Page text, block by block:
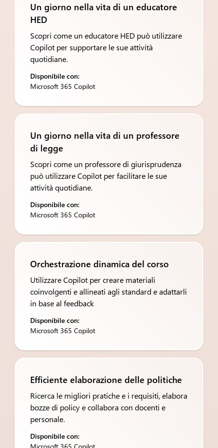
Un giorno nella vita di un educatore
HED
Scopri come un educatore HED può utilizzare
Copilot per supportare le sue attività
quotidiane.
Disponibile con:
Microsoft 365 Copilot
Un giorno nella vita di un professore
di legge
Scopri come un professore di giurisprudenza
può utilizzare Copilot per facilitare le sue
attività quotidiane.
Disponibile con:
Microsoft 365 Copilot
Orchestrazione dinamica del corso
Utilizzare Copilot per creare materiali
coinvolgenti e allineati agli standard e adattarli
in base al feedback
Disponibile con:
Microsoft 365 Copilot
Efficiente elaborazione delle politiche
Ricerca le migliori pratiche e i requisiti, elabora
bozze di policy e collabora con docenti e
personale.
Disponibile con: